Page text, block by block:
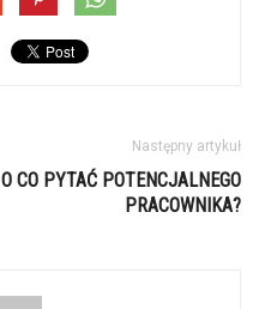
Następny artykuł
O CO PYTAĆ POTENCJALNEGO
PRACOWNIKA?